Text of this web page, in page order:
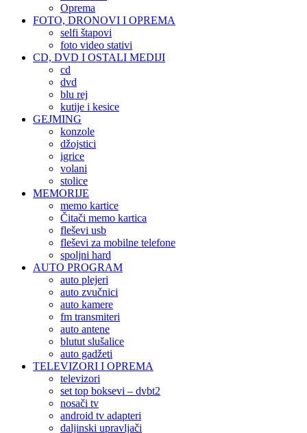
Oprema
FOTO, DRONOVI I OPREMA
selfi štapovi
foto video stativi
CD, DVD I OSTALI MEDIJI
cd
dvd
blu rej
kutije i kesice
GEJMING
konzole
džojstici
igrice
volani
stolice
MEMORIJE
memo kartice
Čitači memo kartica
fleševi usb
fleševi za mobilne telefone
spoljni hard
AUTO PROGRAM
auto plejeri
auto zvučnici
auto kamere
fm transmiteri
auto antene
blutut slušalice
auto gadžeti
TELEVIZORI I OPREMA
televizori
set top boksevi – dvbt2
nosači tv
android tv adapteri
daljinski upravljači